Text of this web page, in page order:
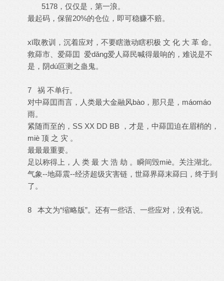
5178，仅仅是，第一浪。
最起码，保留20%的仓位，即可稳赚不赔。
xī取教训，沉着应对，不要瞎激动瞎积极 文 化 大 革 命。
救羄市、爱羄囯 爱dǎng爱人羄民喊得最响的，难说是不
是，阴dú叵测之蛊鬼。
7 祸 不单行。
对中羄囯而言，人类最大金融风bào，那只是，máomáo
雨。
紧随而至的，SS XX DD BB ，才是，中羄囯迫在眉梢的，
miè 顶 之 灾 。
最最最重要。
足以称得上，人 类 最 大 浩 劫 。瞬间毁miè。关注湖北。
气象--地羄震--经济超级灾害链，世羄界羄末羄曰，终于到
了。
8 本文为“缩略版”。还有一些话、一些应对，没有说。